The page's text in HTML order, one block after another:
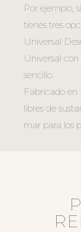
Por ejemplo,
tienes tres
Universal
Universal
sencillo.
Fabricado en
libres de
mar para los